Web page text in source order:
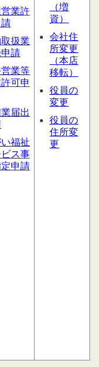
業許
扱業
請
営業等
可申
届出
福祉
ス事
申請
（増
資）
会社住
所変更
（本店
移転）
役員の
変更
役員の
住所変
更